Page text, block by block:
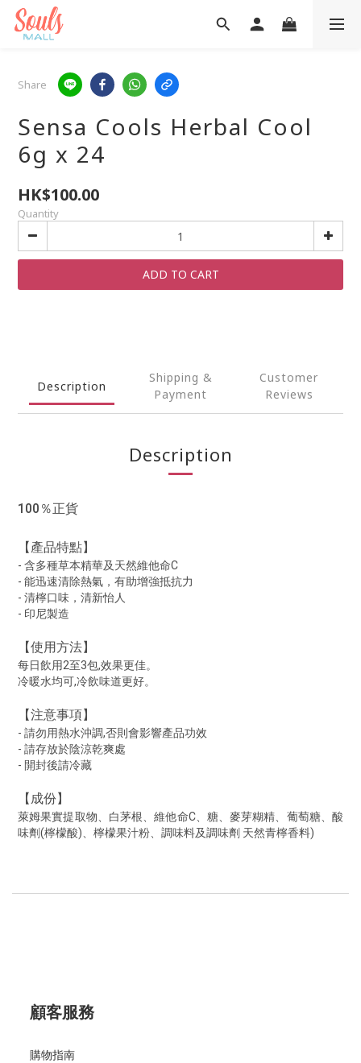
Share
Sensa Cools Herbal Cool
6g x 24
HK$100.00
Quantity
ADD TO CART
Description
Shipping &
Payment
Customer
Reviews
Description
100％正貨
【產品特點】
- 含多種草本精華及天然維他命C
- 能迅速清除熱氣，有助增強抵抗力
- 清檸口味，清新怡人
- 印尼製造
【使用方法】
每日飲用2至3包,效果更佳。
冷暖水均可,冷飲味道更好。
【注意事項】
- 請勿用熱水沖調,否則會影響產品功效
- 請存放於陰涼乾爽處
- 開封後請冷藏
【成份】
萊姆果實提取物、白茅根、維他命C、糖、麥芽糊精、葡萄糖、酸
味劑(檸檬酸)、檸檬果汁粉、調味料及調味劑 天然青檸香料)
顧客服務
購物指南